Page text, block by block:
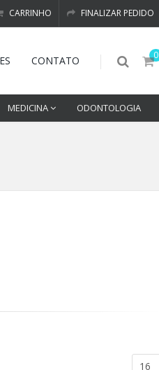
CARRINHO FINALIZAR PEDIDO
0
CONTATO
MEDICINA ODONTOLOGIA